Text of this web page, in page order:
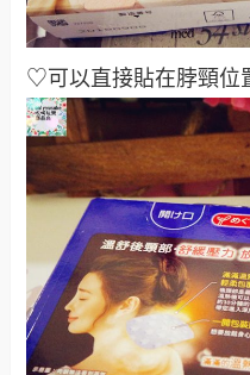
♡可以直接貼在脖頸位